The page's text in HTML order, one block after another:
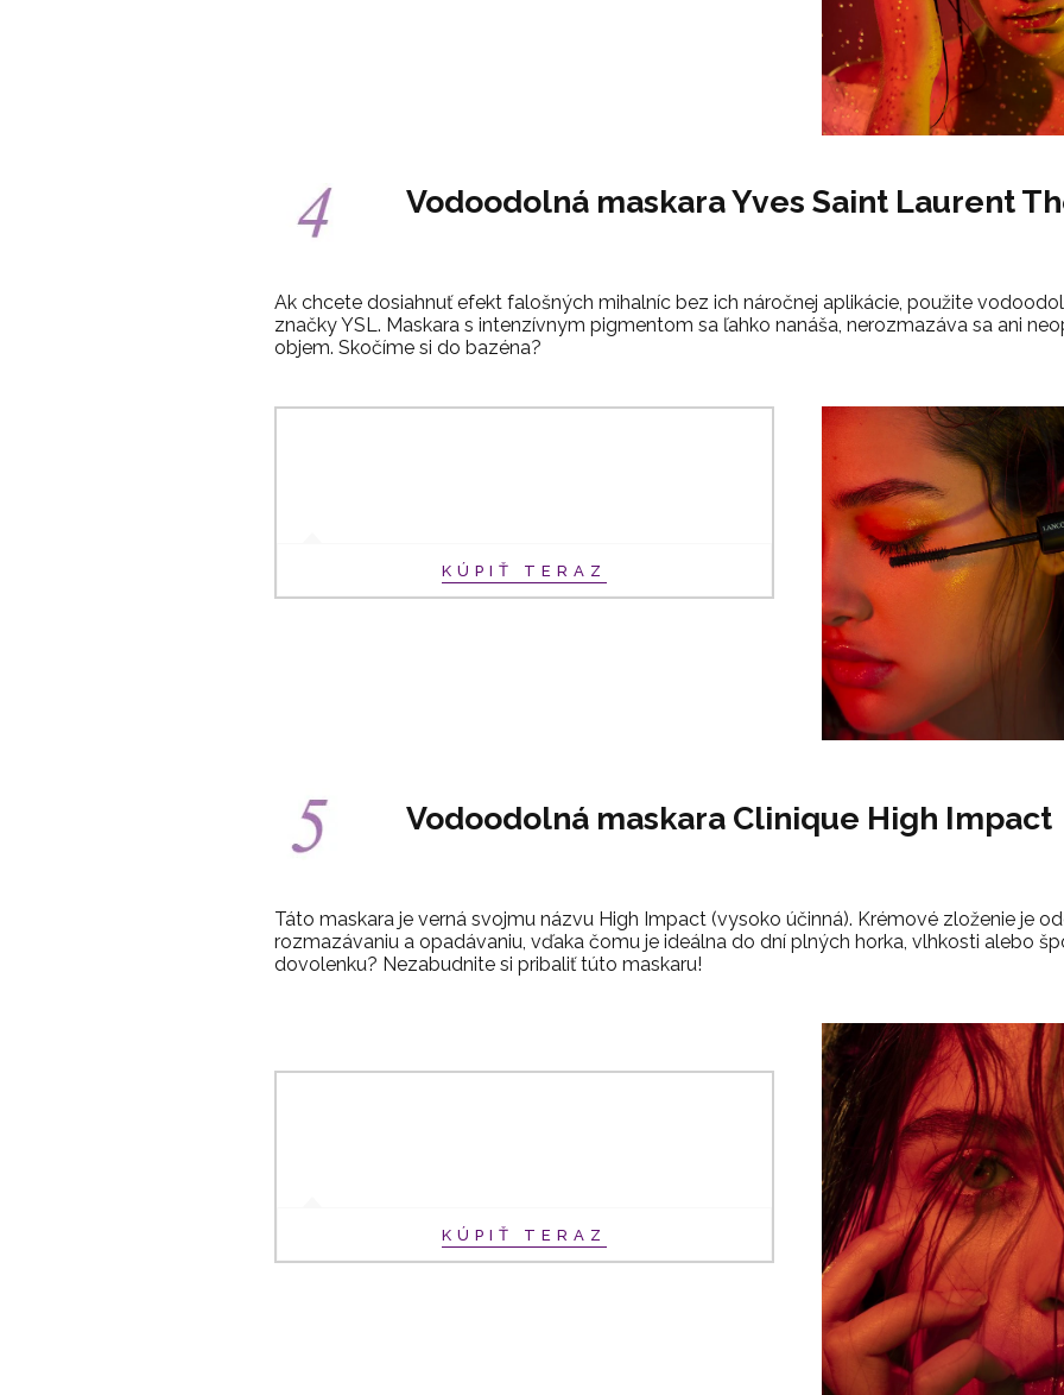
Vodoodolná maskara Yves Saint Laurent
Ak chcete dosiahnuť efekt falošných mihalníc bez ich náročnej aplikácie, použite
značky YSL. Maskara s intenzívnym pigmentom sa ľahko nanáša, nerozmazáva sa ani
objem. Skočíme si do bazéna?
KÚPIŤ TERAZ
Vodoodolná maskara Clinique High Impact
Táto maskara je verná svojmu názvu High Impact (vysoko účinná). Krémové zloženie je
rozmazávaniu a opadávaniu, vďaka čomu je ideálna do dní plných horka, vlhkosti alebo
dovolenku? Nezabudnite si pribaliť túto maskaru!
KÚPIŤ TERAZ